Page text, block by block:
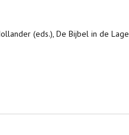
(eds.), De Bijbel in de Lage